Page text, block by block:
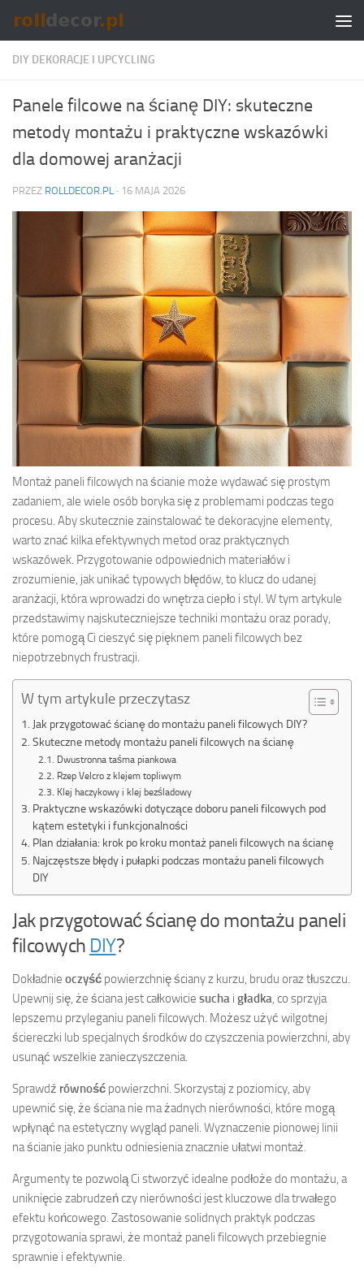
Skip to content
DIY DEKORACJE I UPCYCLING
Panele filcowe na ścianę DIY: skuteczne
metody montażu i praktyczne wskazówki
dla domowej aranżacji
PRZEZ ROLLDECOR.PL · 16 MAJA 2026
Montaż paneli filcowych na ścianie może wydawać się prostym
zadaniem, ale wiele osób boryka się z problemami podczas tego
procesu. Aby skutecznie zainstalować te dekoracyjne elementy,
warto znać kilka efektywnych metod oraz praktycznych
wskazówek. Przygotowanie odpowiednich materiałów i
zrozumienie, jak unikać typowych błędów, to klucz do udanej
aranżacji, która wprowadzi do wnętrza ciepło i styl. W tym artykule
przedstawimy najskuteczniejsze techniki montażu oraz porady,
które pomogą Ci cieszyć się pięknem paneli filcowych bez
niepotrzebnych frustracji.
W tym artykule przeczytasz
Jak przygotować ścianę do montażu paneli filcowych DIY?
Skuteczne metody montażu paneli filcowych na ścianę
Dwustronna taśma piankowa
Rzep Velcro z klejem topliwym
Klej haczykowy i klej bezśladowy
Praktyczne wskazówki dotyczące doboru paneli filcowych pod
kątem estetyki i funkcjonalności
Plan działania: krok po kroku montaż paneli filcowych na ścianę
Najczęstsze błędy i pułapki podczas montażu paneli filcowych
DIY
Jak przygotować ścianę do montażu paneli
filcowych DIY?
Dokładnie oczyść powierzchnię ściany z kurzu, brudu oraz tłuszczu.
Upewnij się, że ściana jest całkowicie sucha i gładka , co sprzyja
lepszemu przyleganiu paneli filcowych. Możesz użyć wilgotnej
ściereczki lub specjalnych środków do czyszczenia powierzchni, aby
usunąć wszelkie zanieczyszczenia.
Sprawdź równość powierzchni. Skorzystaj z poziomicy, aby
upewnić się, że ściana nie ma żadnych nierówności, które mogą
wpłynąć na estetyczny wygląd paneli. Wyznaczenie pionowej linii
na ścianie jako punktu odniesienia znacznie ułatwi montaż.
Argumenty te pozwolą Ci stworzyć idealne podłoże do montażu, a
uniknięcie zabrudzeń czy nierówności jest kluczowe dla trwałego
efektu końcowego. Zastosowanie solidnych praktyk podczas
przygotowania sprawi, że montaż paneli filcowych przebiegnie
sprawnie i efektywnie.